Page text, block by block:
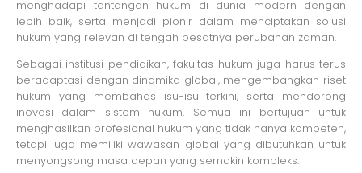
menghadapi tantangan hukum di dunia modern dengan
lebih baik, serta menjadi pionir dalam menciptakan solusi
hukum yang relevan di tengah pesatnya perubahan zaman.
Sebagai institusi pendidikan, fakultas hukum juga harus terus
beradaptasi dengan dinamika global, mengembangkan riset
hukum yang membahas isu-isu terkini, serta mendorong
inovasi dalam sistem hukum. Semua ini bertujuan untuk
menghasilkan profesional hukum yang tidak hanya kompeten,
tetapi juga memiliki wawasan global yang dibutuhkan untuk
menyongsong masa depan yang semakin kompleks.